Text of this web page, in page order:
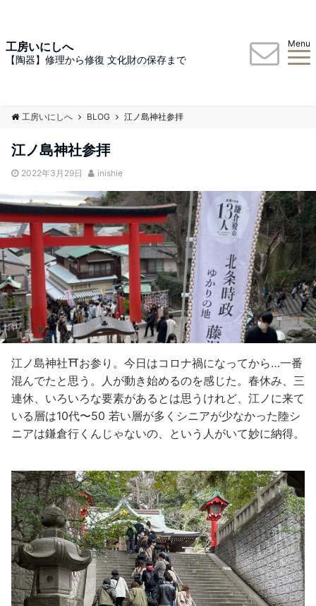
工房いにしへ
【陶器】修理から修復 文化財の保存まで
Menu
工房いにしへ BLOG 江ノ島神社参拝
江ノ島神社参拝
2022年3月29日 inishie
江ノ島神社⛩お参り。今日はコロナ禍になってから…一番
混んでたと思う。人が動き始めるのを感じた。春休み、三
連休、いろいろな要素があるとは思うけれど、江ノに来て
いる層は10代〜50 若い層が多くシニアが少なかった陸シ
ニアは鎌倉行くんじゃないの、という人がいて妙に納得。